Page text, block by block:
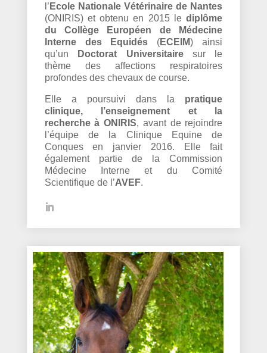
l’ Ecole Nationale Vétérinaire de Nantes
(ONIRIS) et obtenu en 2015 lediplôme
du Collège Européen de Médecine
Interne des Equidés (ECEIM) ainsi
qu’un
Doctorat Universitairesur le
thème des affections respiratoires
profondes des chevaux de course.
Elle a poursuivi dans la pratique
clinique, l’enseignement et la
recherche à ONIRIS, avant de rejoindre
l’équipe de la Clinique Equine de
Conques en janvier 2016. Elle fait
également partie de la Commission
Médecine Interne et du Comité
Scientifique de l’AVEF.